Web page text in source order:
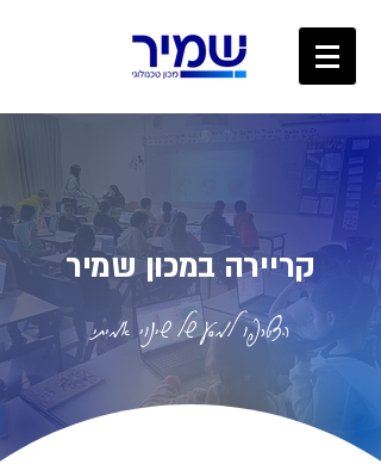
קריירה במכון שמיר
הצטרפו למסע של שינוי אמיתי